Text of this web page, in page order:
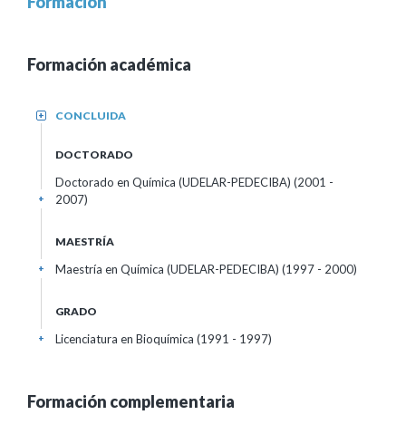
Formación académica
CONCLUIDA
+
DOCTORADO
Doctorado en Química (UDELAR-PEDECIBA) (2001 -
2007)
+
MAESTRÍA
Maestría en Química (UDELAR-PEDECIBA) (1997 - 2000)
+
GRADO
Licenciatura en Bioquímica (1991 - 1997)
+
Formación complementaria